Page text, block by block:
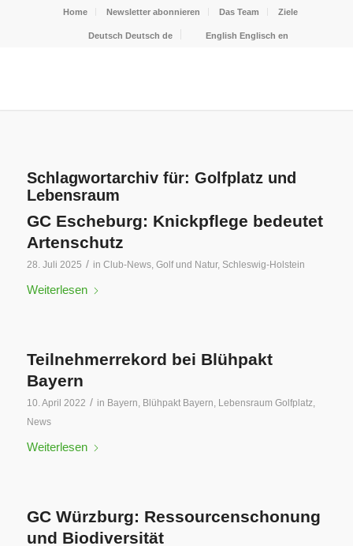
Home Newsletter abonnieren Das Team Ziele
Deutsch Deutsch de English Englisch en
Schlagwortarchiv für: Golfplatz und
Lebensraum
GC Escheburg: Knickpflege bedeutet
Artenschutz
28. Juli 2025 / in Club-News, Golf und Natur, Schleswig-Holstein
Weiterlesen
Teilnehmerrekord bei Blühpakt
Bayern
10. April 2022 / in Bayern, Blühpakt Bayern, Lebensraum Golfplatz,
News
Weiterlesen
GC Würzburg: Ressourcenschonung
und Biodiversität